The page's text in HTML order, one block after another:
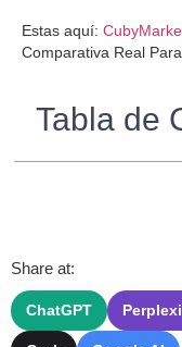
Estas aquí:
Comparativa Real
Tabla de
Share at:
ChatGPT